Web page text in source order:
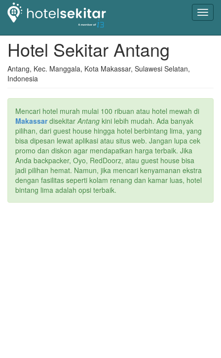
Hotel Sekitar Antang
Antang, Kec. Manggala, Kota Makassar, Sulawesi Selatan,
Indonesia
Mencari hotel murah mulai 100 ribuan atau hotel mewah di
MakassardisekitarAntang kini lebih mudah. Ada banyak
pilihan, dari guest house hingga hotel berbintang lima, yang
bisa dipesan lewat aplikasi atau situs web. Jangan lupa cek
promo dan diskon agar mendapatkan harga terbaik. Jika
Anda backpacker, Oyo, RedDoorz, atau guest house bisa
jadi pilihan hemat. Namun, jika mencari kenyamanan ekstra
dengan fasilitas seperti kolam renang dan kamar luas, hotel
bintang lima adalah opsi terbaik.